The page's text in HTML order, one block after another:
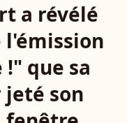
a révélé
l'émission
que sa
jeté son